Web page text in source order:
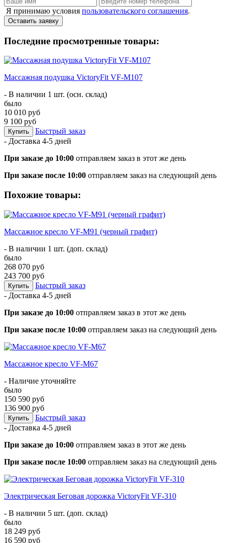
Я принимаю условия пользовательского соглашения.
Оставить заявку
Последние просмотренные товары:
Массажная подушка VictoryFit VF-M107
- В наличии 1 шт. (осн. склад)
было
10 010 руб
9 100 руб
Купить
Быстрый заказ
- Доставка 4-5 дней
При заказе до 10:00 отправляем заказ в этот же день
При заказе после 10:00 отправляем заказ на следующий день
Похожие товары:
Массажное кресло VF-M91 (черный графит)
- В наличии 1 шт. (доп. склад)
было
268 070 руб
243 700 руб
Купить
Быстрый заказ
- Доставка 4-5 дней
При заказе до 10:00 отправляем заказ в этот же день
При заказе после 10:00 отправляем заказ на следующий день
Массажное кресло VF-M67
- Наличие уточняйте
было
150 590 руб
136 900 руб
Купить
Быстрый заказ
- Доставка 4-5 дней
При заказе до 10:00 отправляем заказ в этот же день
При заказе после 10:00 отправляем заказ на следующий день
Электрическая Беговая дорожка VictoryFit VF-310
- В наличии 5 шт. (доп. склад)
было
18 249 руб
16 590 руб